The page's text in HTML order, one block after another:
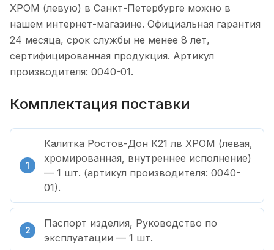
ХРОМ (левую) в Санкт-Петербурге можно в
нашем интернет-магазине. Официальная гарантия
24 месяца, срок службы не менее 8 лет,
сертифицированная продукция. Артикул
производителя: 0040-01.
Комплектация поставки
Калитка Ростов-Дон К21 лв ХРОМ (левая,
хромированная, внутреннее исполнение)
— 1 шт. (артикул производителя: 0040-
01).
Паспорт изделия, Руководство по
эксплуатации — 1 шт.